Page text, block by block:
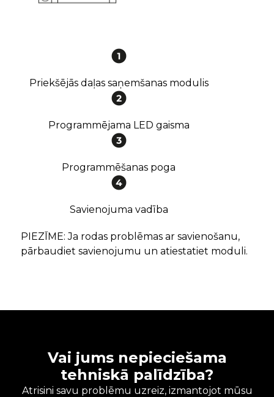
Priekšējās daļas saņemšanas modulis
Programmējama LED gaisma
Programmēšanas poga
Savienojuma vadība
PIEZĪME: Ja rodas problēmas ar savienošanu,
pārbaudiet savienojumu un atiestatiet moduli.
Vai jums nepieciešama
tehniskā palīdzība?
Atrisini savu problēmu uzreiz, izmantojot mūsu